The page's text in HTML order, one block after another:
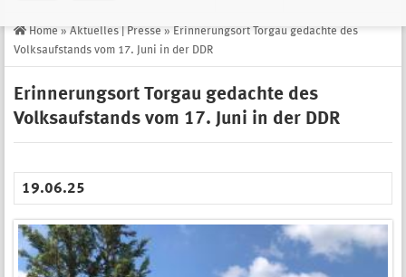
Home » Aktuelles | Presse » Erinnerungsort Torgau gedachte des
Volksaufstands vom 17. Juni in der DDR
Erinnerungsort Torgau gedachte des
Volksaufstands vom 17. Juni in der DDR
19.06.25